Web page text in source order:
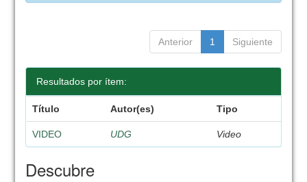
Anterior 1 Siguiente
Resultados por ítem:
Título Autor(es) Tipo
VIDEO UDG Video
Descubre